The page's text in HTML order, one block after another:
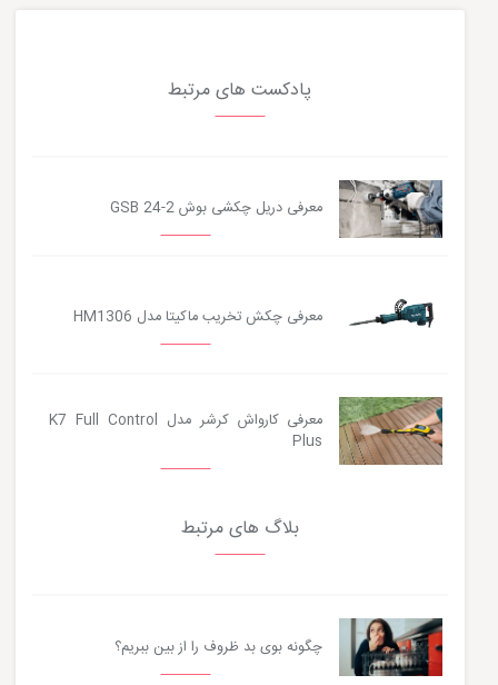
پادکست های مرتبط
معرفی دریل چکشی بوش GSB 24-2
معرفی چکش تخریب ماکیتا مدل HM1306
معرفی کارواش کرشر مدل K7 Full Control
Plus
بلاگ های مرتبط
چگونه بوی بد ظروف را از بین ببریم؟